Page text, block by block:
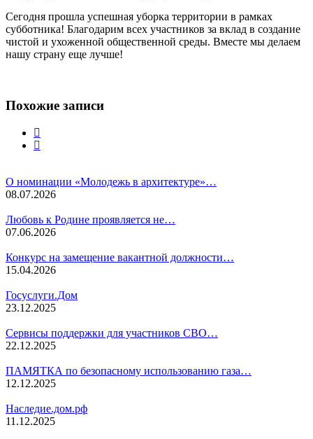
Сегодня прошла успешная уборка территории в рамках
субботника! Благодарим всех участников за вклад в создание
чистой и ухоженной общественной среды. Вместе мы делаем
нашу страну еще лучше!
Похожие записи
О номинации «Молодежь в архитектуре»…
08.07.2026
Любовь к Родине проявляется не…
07.06.2026
Конкурс на замещение вакантной должности…
15.04.2026
Госуслуги.Дом
23.12.2025
Сервисы поддержки для участников СВО…
22.12.2025
ПАМЯТКА по безопасному использованию газа…
12.12.2025
Наследие.дом.рф
11.12.2025